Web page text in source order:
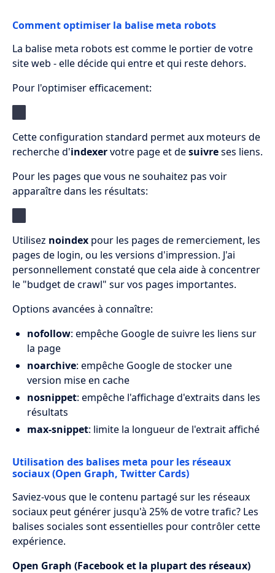
Comment optimiser la balise meta robots
La balise meta robots est comme le portier de votre
site web - elle décide qui entre et qui reste dehors.
Pour l'optimiser efficacement:
Cette configuration standard permet aux moteurs de
recherche d'indexervotre page et desuivreses liens.
Pour les pages que vous ne souhaitez pas voir
apparaître dans les résultats:
Utilisez noindex pour les pages de remerciement, les
pages de login, ou les versions d'impression. J'ai
personnellement constaté que cela aide à concentrer
le "budget de crawl" sur vos pages importantes.
Options avancées à connaître:
nofollow: empêche Google de suivre les liens sur
la page
noarchive: empêche Google de stocker une
version mise en cache
nosnippet: empêche l'affichage d'extraits dans les
résultats
max-snippet: limite la longueur de l'extrait affiché
Utilisation des balises meta pour les réseaux
sociaux (Open Graph, Twitter Cards)
Saviez-vous que le contenu partagé sur les réseaux
sociaux peut générer jusqu'à 25% de votre trafic? Les
balises sociales sont essentielles pour contrôler cette
expérience.
Open Graph (Facebook et la plupart des réseaux)